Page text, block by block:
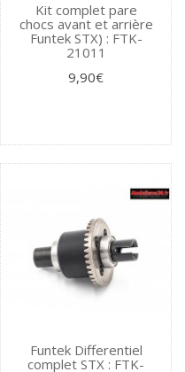
Kit complet pare
chocs avant et arrière
Funtek STX) : FTK-
21011
9,90€
Funtek Differentiel
complet STX : FTK-